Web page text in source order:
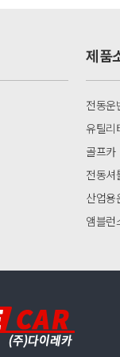
제품
전동운
유틸리
골프카
전동셔
산업용
앰블런